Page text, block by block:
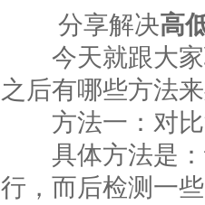
分享解决高
今天就跟大家
之后有哪些方法
方法一：对比
具体方法是：
行，而后检测一